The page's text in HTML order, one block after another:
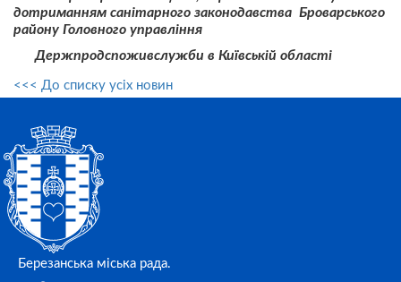
дотриманням санітарного законодавства Броварського
району Головного управління
Держпродспоживслужби в Київській області
<<< До списку усіх новин
Березанська міська рада.